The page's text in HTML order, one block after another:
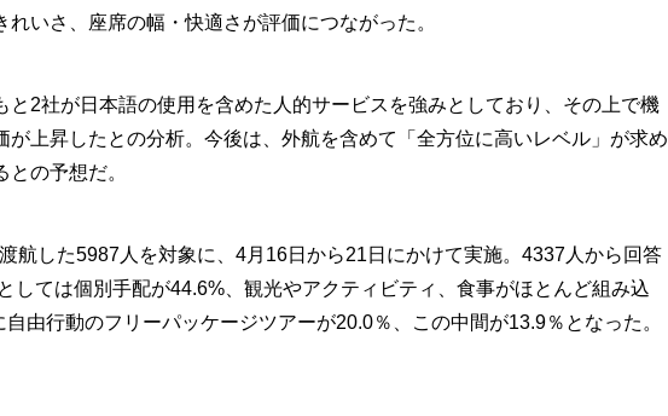
いさ、座席の幅・快適さが評価につながった。
2社が日本語の使用を含めた人的サービスを強みとしており、その上で機
上昇したとの分析。今後は、外航を含めて「全方位に高いレベル」が求め
の予想だ。
航した5987人を対象に、4月16日から21日にかけて実施。4337人から回答
しては個別手配が44.6%、観光やアクティビティ、食事がほとんど組み込
由行動のフリーパッケージツアーが20.0％、この中間が13.9％となった。